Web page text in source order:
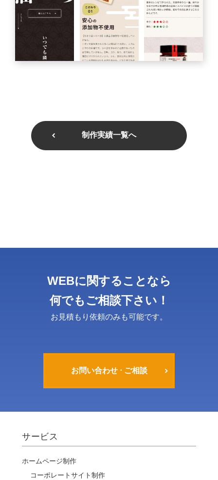
制作実績一覧へ
WEBに関することなら
何でもご相談下さい！
お見積もり依頼のみも可能です。
お問い合わせ ⋅ ご相談
サービス
ホームページ制作
コーポレートサイト制作